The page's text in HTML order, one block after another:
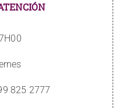
825 2777